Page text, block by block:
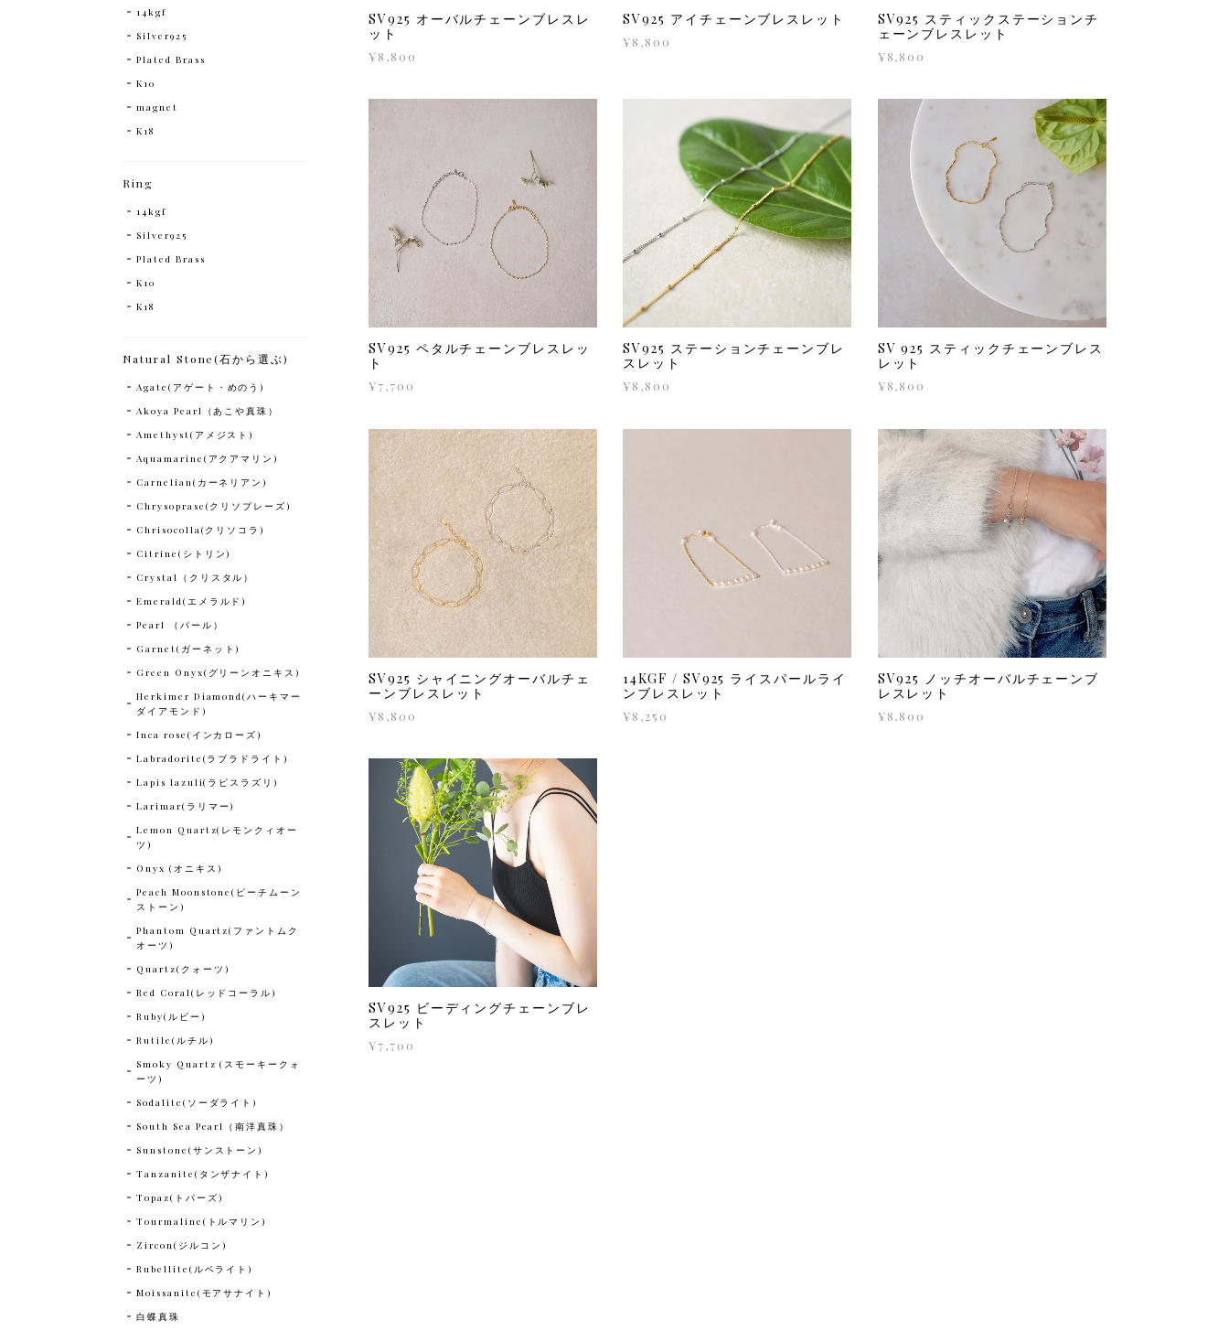
SV925 オーバルチェーンブレスレ
ット
¥8,800
SV925 アイチェーンブレスレット
¥8,800
SV925 スティックステーションチ
ェーンブレスレット
¥8,800
SV925 ペタルチェーンブレスレッ
ト
¥7,700
SV925 ステーションチェーンブレ
スレット
¥8,800
SV 925 スティックチェーンブレス
レット
¥8,800
SV925 シャイニングオーバルチェ
ーンブレスレット
¥8,800
14KGF / SV925 ライスパールライ
ンブレスレット
¥8,250
SV925 ノッチオーバルチェーンブ
レスレット
¥8,800
SV925 ビーディングチェーンブレ
スレット
¥7,700
14kgf
Silver925
Plated Brass
K10
magnet
K18
Ring
14kgf
Silver925
Plated Brass
K10
K18
Natural Stone(石から選ぶ)
Agate(アゲート・めのう)
Akoya Pearl（あこや真珠）
Amethyst(アメジスト)
Aquamarine(アクアマリン)
Carnelian(カーネリアン)
Chrysoprase(クリソプレーズ)
Chrisocolla(クリソコラ)
Citrine(シトリン)
Crystal（クリスタル）
Emerald(エメラルド)
Pearl （パール）
Garnet(ガーネット)
Green Onyx(グリーンオニキス)
Herkimer Diamond(ハーキマー
ダイアモンド)
Inca rose(インカローズ)
Labradorite(ラブラドライト)
Lapis lazuli(ラピスラズリ)
Larimar(ラリマー)
Lemon Quartz(レモンクィオー
ツ)
Onyx (オニキス)
Peach Moonstone(ピーチムーン
ストーン)
Phantom Quartz(ファントムク
オーツ)
Quartz(クォーツ)
Red Coral(レッドコーラル)
Ruby(ルビー)
Rutile(ルチル)
Smoky Quartz (スモーキークォ
ーツ)
Sodalite(ソーダライト)
South Sea Pearl（南洋真珠）
Sunstone(サンストーン)
Tanzanite(タンザナイト)
Topaz(トパーズ)
Tourmaline(トルマリン)
Zircon(ジルコン)
Rubellite(ルベライト)
Moissanite(モアサナイト)
白蝶真珠